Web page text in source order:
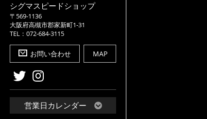
シグマスピードショップ
〒569-1136
大阪府高槻市郡家新町1-31
TEL：072-684-3115
お問い合わせ MAP
営業日カレンダー